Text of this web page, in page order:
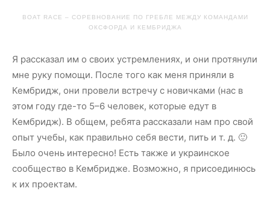
BOAT RACE – СОРЕВНОВАНИЕ ПО ГРЕБЛЕ МЕЖДУ КОМАНДАМИ
ОКСФОРДА И КЕМБРИДЖА
Я рассказал им о своих устремлениях, и они протянули
мне руку помощи. После того как меня приняли в
Кембридж, они провели встречу с новичками (нас в
этом году где-то 5–6 человек, которые едут в
Кембридж). В общем, ребята рассказали нам про свой
опыт учебы, как правильно себя вести, пить и т. д. 🙂
Было очень интересно! Есть также и украинское
сообщество в Кембридже. Возможно, я присоединюсь
к их проектам.